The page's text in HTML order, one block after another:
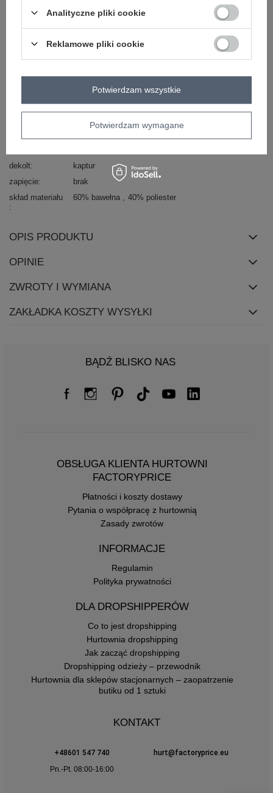
RUE PARIS
dekolt
kaptur
zapięcie
brak
skład materiału
60% bawełna 40% poliester
OPIS PRODUKTU
OPINIE
ZWROTY I WYMIANA
ZAKŁADKA KOSZTY WYSYŁKI
BĄDŹ BLISKO NAS
OBSŁUGA KLIENTA HURTOWNI
FACTORYPRICE
Płatności i koszty dostawy
Pytania o współpracę z hurtownią
Zasady zwrotów
INFORMACJE
Regulamin
Polityka prywatności
DLA DROPSHIPPERÓW
Co to jest dropshipping
Hurtownia dropshipping
Jak zacząć dropshipping
Dropshipping odzieży – przewodnik
Hurtownia dla sklepów stacjonarnych – zaopatrzenie
butiku od 1 sztuki
KONTAKT
+48601 547 740
hurt@factoryprice.eu
Pn.-Pt. 08:00-16:00
Analityczne pliki cookie
Reklamowe pliki cookie
Potwierdzam wymagane
Potwierdzam wszystkie